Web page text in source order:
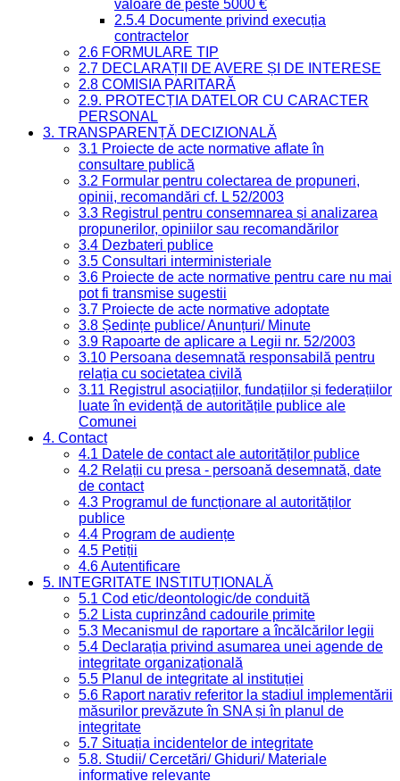
valoare de peste 5000 €
2.5.4 Documente privind execuția
contractelor
2.6 FORMULARE TIP
2.7 DECLARAȚII DE AVERE ȘI DE INTERESE
2.8 COMISIA PARITARĂ
2.9. PROTECȚIA DATELOR CU CARACTER
PERSONAL
3. TRANSPARENȚĂ DECIZIONALĂ
3.1 Proiecte de acte normative aflate în
consultare publică
3.2 Formular pentru colectarea de propuneri,
opinii, recomandări cf. L 52/2003
3.3 Registrul pentru consemnarea și analizarea
propunerilor, opiniilor sau recomandărilor
3.4 Dezbateri publice
3.5 Consultari interministeriale
3.6 Proiecte de acte normative pentru care nu mai
pot fi transmise sugestii
3.7 Proiecte de acte normative adoptate
3.8 Ședințe publice/ Anunțuri/ Minute
3.9 Rapoarte de aplicare a Legii nr. 52/2003
3.10 Persoana desemnată responsabilă pentru
relația cu societatea civilă
3.11 Registrul asociațiilor, fundațiilor și federațiilor
luate în evidență de autoritățile publice ale
Comunei
4. Contact
4.1 Datele de contact ale autorităților publice
4.2 Relații cu presa - persoană desemnată, date
de contact
4.3 Programul de funcționare al autorităților
publice
4.4 Program de audiențe
4.5 Petiții
4.6 Autentificare
5. INTEGRITATE INSTITUȚIONALĂ
5.1 Cod etic/deontologic/de conduită
5.2 Lista cuprinzând cadourile primite
5.3 Mecanismul de raportare a încălcărilor legii
5.4 Declarația privind asumarea unei agende de
integritate organizațională
5.5 Planul de integritate al instituției
5.6 Raport narativ referitor la stadiul implementării
măsurilor prevăzute în SNA și în planul de
integritate
5.7 Situația incidentelor de integritate
5.8. Studii/ Cercetări/ Ghiduri/ Materiale
informative relevante